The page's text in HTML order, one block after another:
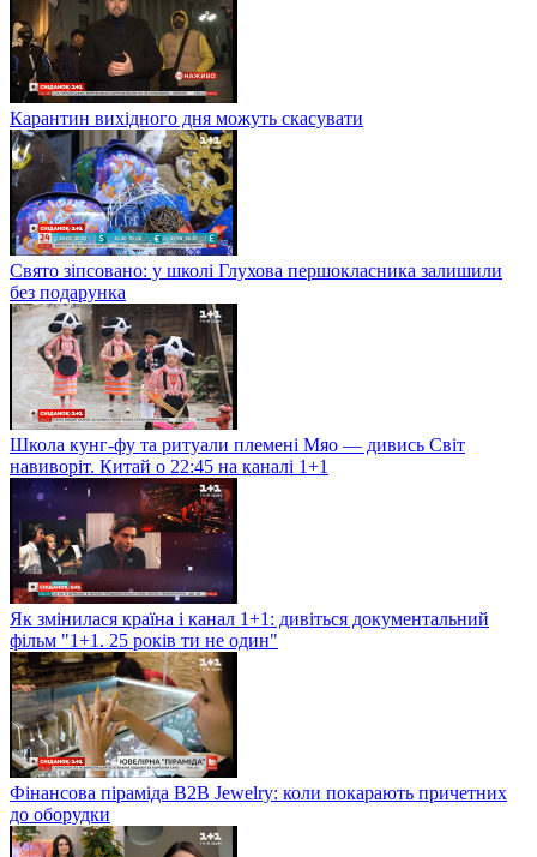
Карантин вихідного дня можуть скасувати
Свято зіпсовано: у школі Глухова першокласника залишили
без подарунка
Школа кунг-фу та ритуали племені Мяо — дивись Світ
навиворіт. Китай о 22:45 на каналі 1+1
Як змінилася країна і канал 1+1: дивіться документальний
фільм "1+1. 25 років ти не один"
Фінансова піраміда B2B Jewelry: коли покарають причетних
до оборудки